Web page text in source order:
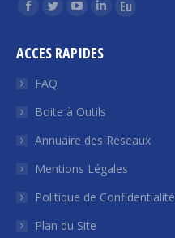
La
Facebook
s'ouvre
une
nouvelle
fenêtre
La
Twitter
s'ouvre
une
nouvelle
fenêtre
La
YouTube
une
nouvelle
fenêtre
La
LinkedIn
une
nouvelle
fenêtre
La
nouvelle
fenêtre
ACCES RAPIDES
FAQ
Boite à Outils
Annuaire des Réseaux
Mentions Légales
Politique de Confidentialité
Plan du Site